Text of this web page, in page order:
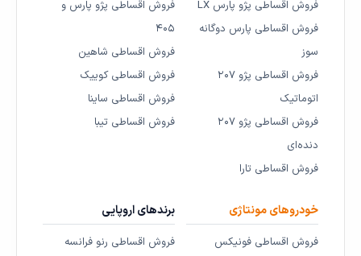
فروش اقساطی پژو پارس LX
فروش اقساطی پارس دوگانه
سوز
فروش اقساطی پژو ۲۰۷
اتوماتیک
فروش اقساطی پژو ۲۰۷
دنده‌ای
فروش اقساطی تارا
فروش اقساطی پژو پارس و
۴۰۵
فروش اقساطی شاهین
فروش اقساطی کوییک
فروش اقساطی ساینا
فروش اقساطی تیبا
خودروهای مونتاژی
فروش اقساطی فونیکس
برندهای اروپایی
فروش اقساطی رنو فرانسه